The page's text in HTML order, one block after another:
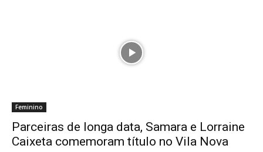
Feminino
Parceiras de longa data, Samara e Lorraine
Caixeta comemoram título no Vila Nova